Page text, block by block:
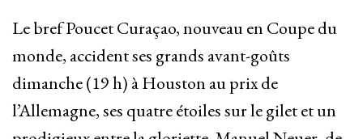
Le bref Poucet Curaçao, nouveau en Coupe du
monde, accident ses grands avant-goûts
dimanche (19 h) à Houston au prix de
l’Allemagne, ses quatre étoiles sur le gilet et un